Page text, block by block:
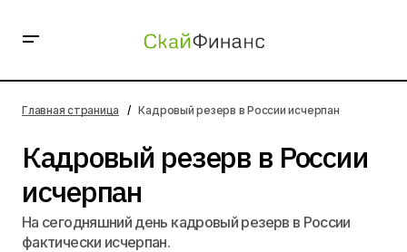
Главная страница Кадровый резерв в России исчерпан
Кадровый резерв в России
исчерпан
На сегодняшний день кадровый резерв в России
фактически исчерпан.